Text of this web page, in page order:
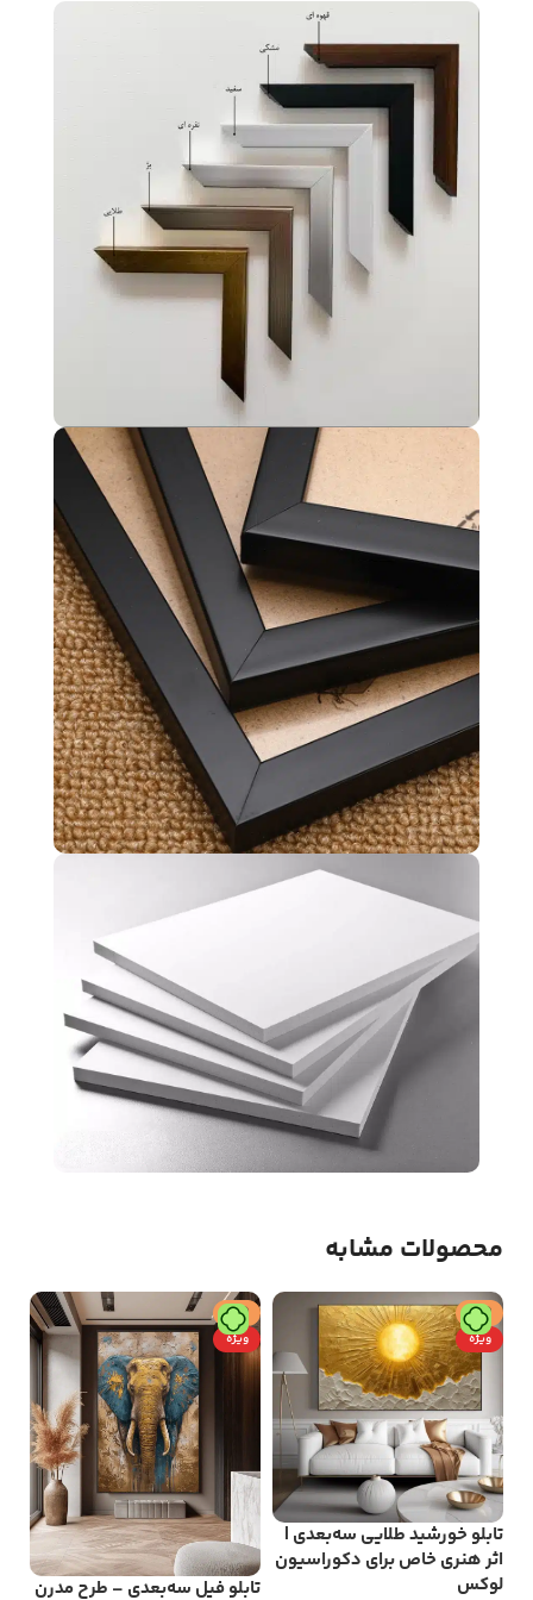
محصولات مشابه
حراج
ویژه
تابلو خورشید طلایی سه‌بعدی |
اثر هنری خاص برای دکوراسیون
لوکس
حراج
ویژه
تابلو فیل سه‌بعدی – طرح مدرن